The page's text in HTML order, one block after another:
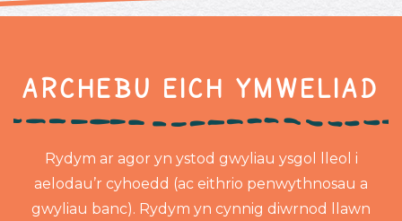
Archebu Eich Ymweliad
Rydym ar agor yn ystod gwyliau ysgol lleol i
aelodau’r cyhoedd (ac eithrio penwythnosau a
gwyliau banc). Rydym yn cynnig diwrnod llawn